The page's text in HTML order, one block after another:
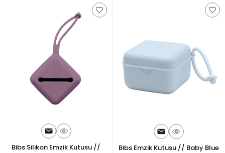
Bibs Silikon Emzik Kutusu //
Bibs Emzik Kutusu // Baby Blue